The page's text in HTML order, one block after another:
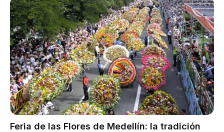
Feria de las Flores de Medellín: la tradición